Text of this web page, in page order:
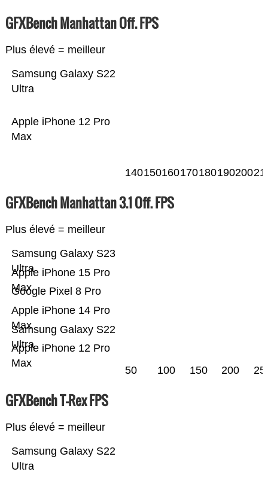
GFXBench Manhattan Off. FPS
Plus élevé = meilleur
Apple iPhone 12 Pro
Max
Samsung Galaxy S22
Ultra
140150160170180190200
GFXBench Manhattan 3.1 Off. FPS
Plus élevé = meilleur
Apple iPhone 12 Pro
Max
Samsung Galaxy S22
Ultra
Apple iPhone 14 Pro
Max
Google Pixel 8 Pro
Apple iPhone 15 Pro
Max
Samsung Galaxy S23
Ultra
50 100 150 200
GFXBench T-Rex FPS
Plus élevé = meilleur
Samsung Galaxy S22
Ultra